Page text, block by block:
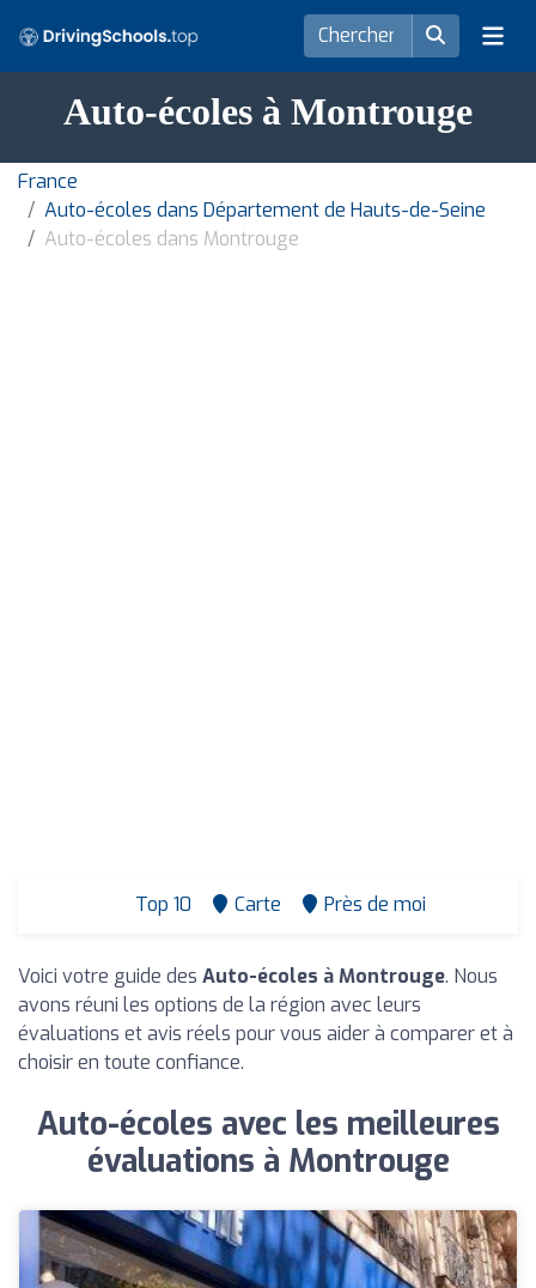
Auto-écoles à Montrouge
France
Auto-écoles dans Département de Hauts-de-Seine
Auto-écoles dans Montrouge
Top 10 Carte Près de moi
Voici votre guide des Auto-écoles à Montrouge. Nous
avons réuni les options de la région avec leurs
évaluations et avis réels pour vous aider à comparer et à
choisir en toute confiance.
Auto-écoles avec les meilleures
évaluations à Montrouge